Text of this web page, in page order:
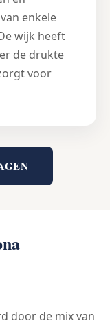
enkele
wijk heeft
de drukte
voor
door de mix van